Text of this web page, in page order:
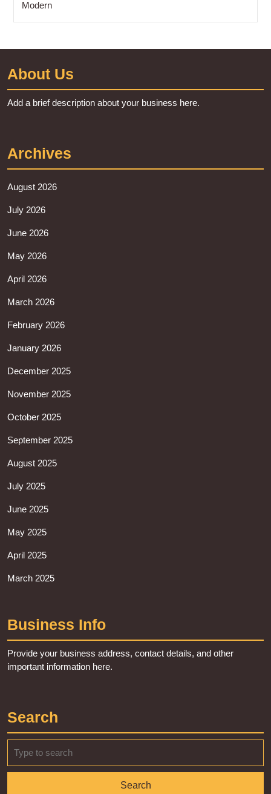
Modern
About Us
Add a brief description about your business here.
Archives
August 2026
July 2026
June 2026
May 2026
April 2026
March 2026
February 2026
January 2026
December 2025
November 2025
October 2025
September 2025
August 2025
July 2025
June 2025
May 2025
April 2025
March 2025
Business Info
Provide your business address, contact details, and other
important information here.
Search
for: